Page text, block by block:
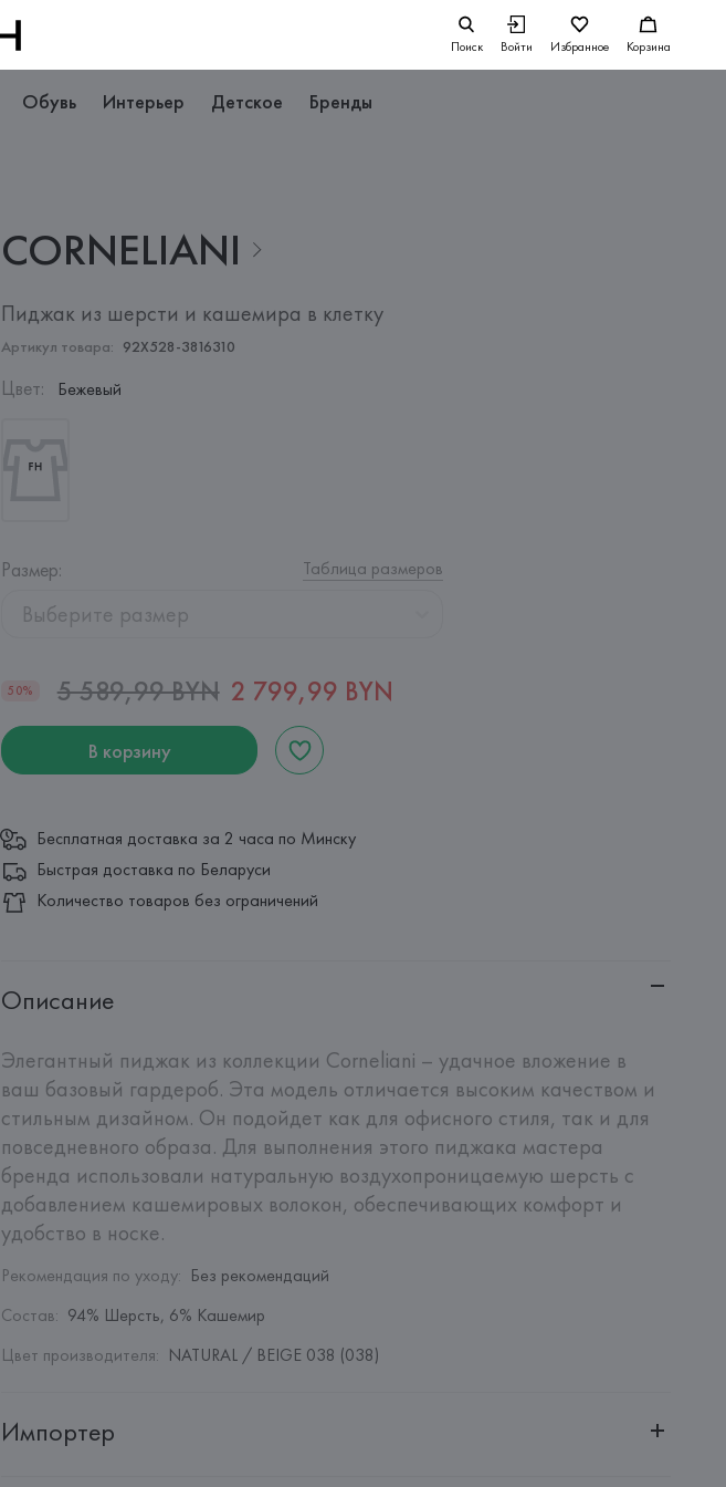
Поиск Войти Избранное Корзина
Обувь Интерьер Детское Бренды
CORNELIANI
Пиджак из шерсти и кашемира в клетку
Артикул товара: 92X528-3816310
Цвет: Бежевый
Размер: Таблица размеров
Выберите размер
50% 5 589,99 BYN 2 799,99 BYN
В корзину
Бесплатная доставка за 2 часа по Минску
Быстрая доставка по Беларуси
Количество товаров без ограничений
Описание
Элегантный пиджак из коллекции Corneliani – удачное вложение в
ваш базовый гардероб. Эта модель отличается высоким качеством и
стильным дизайном. Он подойдет как для офисного стиля, так и для
повседневного образа. Для выполнения этого пиджака мастера
бренда использовали натуральную воздухопроницаемую шерсть с
добавлением кашемировых волокон, обеспечивающих комфорт и
удобство в носке.
Рекомендация по уходу: Без рекомендаций
Состав: 94% Шерсть, 6% Кашемир
Цвет производителя: NATURAL / BEIGE 038 (038)
Импортер